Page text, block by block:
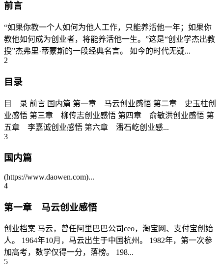
前言
“如果你教一个人如何为他人工作，只能养活他一年；如果你
教他如何成为创业者，将能养活他一生。”这是“创业学杰出教
授”杰弗里·蒂蒙斯的一段经典名言。 如今的时代无疑...
2
目录
目 录 前言 国内篇 第一章 马云创业感悟 第二章 史玉柱创
业感悟 第三章 柳传志创业感悟 第四章 俞敏洪创业感悟 第
五章 李嘉诚创业感悟 第六章 潘石屹创业感...
3
国内篇
(https://www.daowen.com)...
4
第一章 马云创业感悟
创业档案 马云，曾任阿里巴巴公司ceo，淘宝网、支付宝创始
人。 1964年10月，马云出生于中国杭州。 1982年，第一次参
加高考，数学仅得一分，落榜。 198...
5